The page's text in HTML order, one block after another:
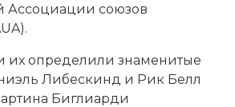
Ассоциации союзов
их определили знаменитые
Либескинд и Рик Белл
Биглиарди